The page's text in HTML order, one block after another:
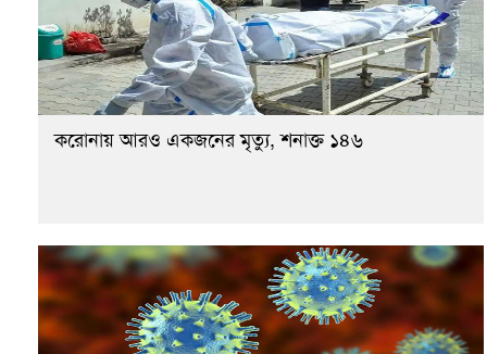
করোনায় আরও একজনের মৃত্যু, শনাক্ত ১৪৬